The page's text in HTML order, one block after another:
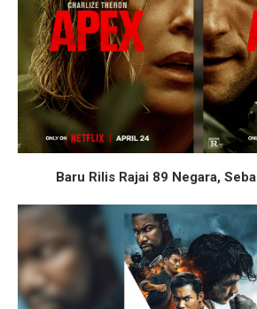
Baru Rilis Rajai 89 Negara,